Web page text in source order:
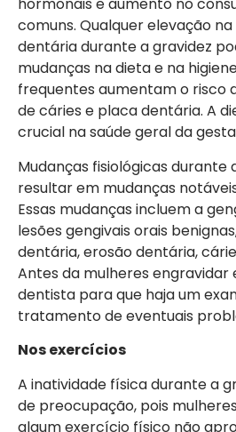
hormonais e aumento no
comuns. Qualquer elevação
dentária durante a gravidez
mudanças na dieta e na
frequentes aumentam o risco
de cáries e placa dentária. A
crucial na saúde geral da
Mudanças fisiológicas durante
resultar em mudanças
Essas mudanças incluem a
lesões gengivais orais
dentária, erosão dentária,
Antes da mulheres engravidar
dentista para que haja um
tratamento de eventuais
Nos exercícios
A inatividade física durante a
de preocupação, pois
algum exercício físico não